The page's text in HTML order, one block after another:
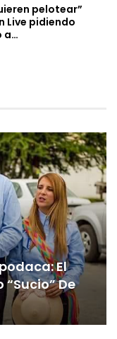
pelotear”
Live pidiendo
a…
El
“sucio” De